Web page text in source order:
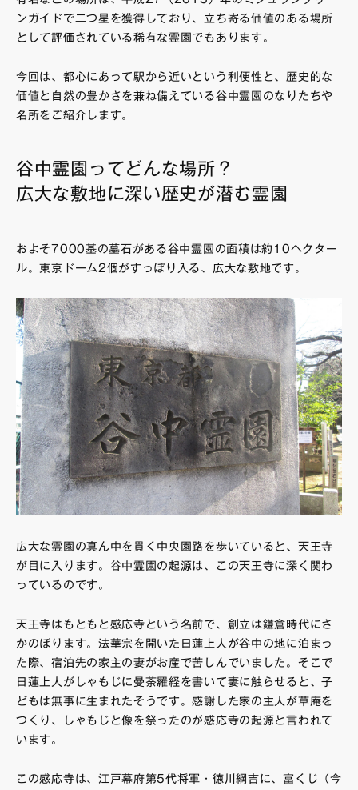
ンガイドで二つ星を獲得しており、立ち寄る価値のある場所
として評価されている稀有な霊園でもあります。
今回は、都心にあって駅から近いという利便性と、歴史的な
価値と自然の豊かさを兼ね備えている谷中霊園のなりたちや
名所をご紹介します。
谷中霊園ってどんな場所？
広大な敷地に深い歴史が潜む霊園
およそ7000基の墓石がある谷中霊園の面積は約10ヘクター
ル。東京ドーム2個がすっぽり入る、広大な敷地です。
広大な霊園の真ん中を貫く中央園路を歩いていると、天王寺
が目に入ります。谷中霊園の起源は、この天王寺に深く関わ
っているのです。
天王寺はもともと感応寺という名前で、創立は鎌倉時代にさ
かのぼります。法華宗を開いた日蓮上人が谷中の地に泊まっ
た際、宿泊先の家主の妻がお産で苦しんでいました。そこで
日蓮上人がしゃもじに曼荼羅経を書いて妻に触らせると、子
どもは無事に生まれたそうです。感謝した家の主人が草庵を
つくり、しゃもじと像を祭ったのが感応寺の起源と言われて
います。
この感応寺は、江戸幕府第5代将軍・徳川綱吉に、富くじ（今